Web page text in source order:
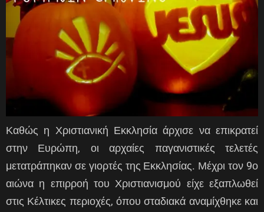
Καθώς η Χριστιανική Εκκλησία άρχισε να επικρατεί
στην Ευρώπη, οι αρχαίες παγανιστικές τελετές
μετατράπηκαν σε γιορτές της Εκκλησίας. Μέχρι τον 9ο
αιώνα η επιρροή του Χριστιανισμού είχε εξαπλωθεί
στις Κέλτικες περιοχές, όπου σταδιακά αναμίχθηκε και